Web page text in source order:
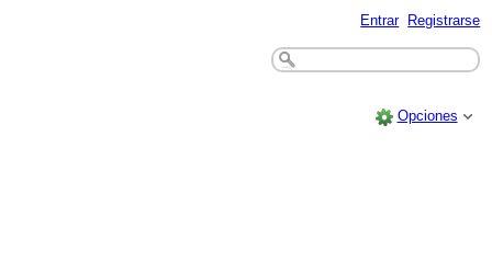
Entrar Registrarse
Opciones